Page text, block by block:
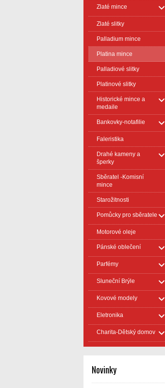
Zlaté mince
Zlaté slitky
Palladium mince
Platina mince
Palladiové slitky
Platinové slitky
Historické mince a
medaile
Bankovky-notafilie
Faleristika
Drahé kameny a
šperky
Sběratel -Komisní
mince
Starožitnosti
Pomůcky pro sběratele
Motorové oleje
Pánské oblečení
Parfémy
Sluneční Brýle
Kovové modely
Eletronika
Charita-Dětský domov
Novinky